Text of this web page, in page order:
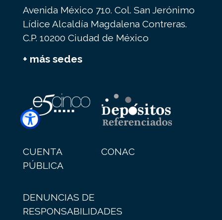
Avenida México 710. Col. San Jerónimo
Lídice Alcaldía Magdalena Contreras.
C.P. 10200 Ciudad de México
+ más sedes
CUENTA
PÚBLICA
CONAC
DENUNCIAS DE
RESPONSABILIDADES